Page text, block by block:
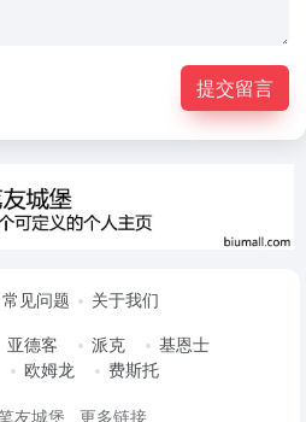
提交留言
常见问题
关于我们
亚德客 派克
基恩士
欧姆龙
费斯托
友城堡 更多链接